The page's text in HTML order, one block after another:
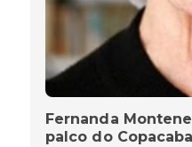
Fernanda
palco do